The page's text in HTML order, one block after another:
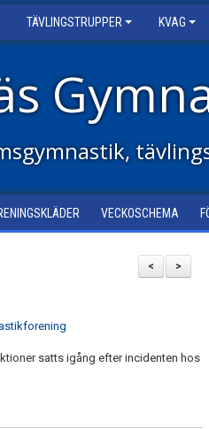
TÄVLINGSTRUPPER KVAG
VECKOSCHEMA
>
<
satts igång efter incidenten hos